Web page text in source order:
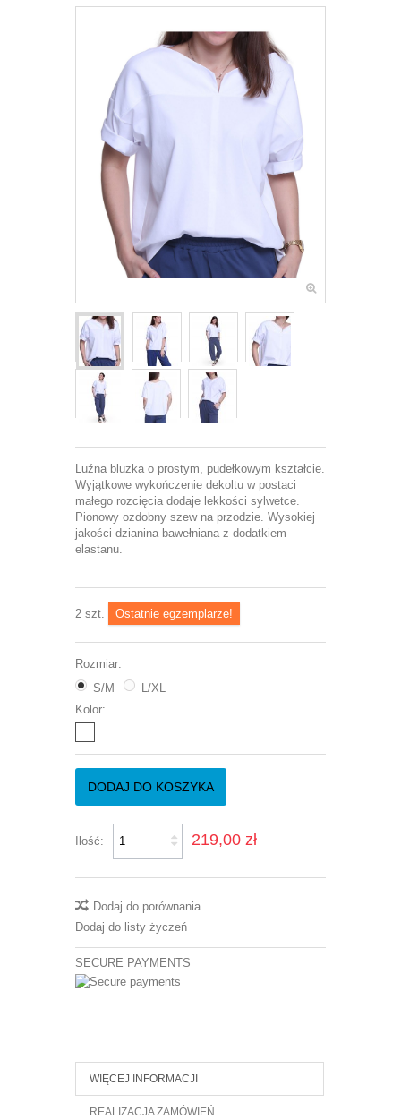
Luźna bluzka o prostym, pudełkowym kształcie.
Wyjątkowe wykończenie dekoltu w postaci
małego rozcięcia dodaje lekkości sylwetce.
Pionowy ozdobny szew na przodzie. Wysokiej
jakości dzianina bawełniana z dodatkiem
elastanu.
2 szt. Ostatnie egzemplarze!
Rozmiar:
S/M
L/XL
Kolor:
DODAJ DO KOSZYKA
Ilość: 219,00 zł
Dodaj do porównania
Dodaj do listy życzeń
SECURE PAYMENTS
WIĘCEJ INFORMACJI
REALIZACJA ZAMÓWIEŃ